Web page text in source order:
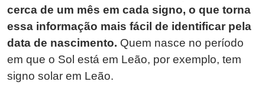
cerca de um mês em cada signo, o que torna
essa informação mais fácil de identificar pela
data de nascimento. Quem nasce no período
em que o Sol está em Leão, por exemplo, tem
signo solar em Leão.